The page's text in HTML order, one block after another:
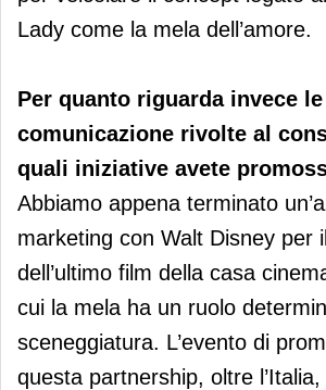
Lady come la mela dell’amore.
Per quanto riguarda invece
comunicazione rivolte al
quali iniziative avete
Abbiamo appena terminato
marketing con Walt Disney per
dell’ultimo film della casa
cui la mela ha un ruolo
sceneggiatura. L’evento di
questa partnership, oltre